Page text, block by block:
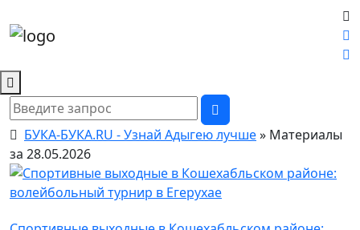
БУКА-БУКА.RU - Узнай Адыгею лучше» Материалы
за 28.05.2026